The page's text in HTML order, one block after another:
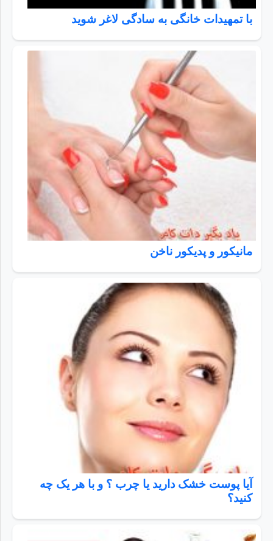
با تمهیدات خانگی به سادگی لاغر شوید
مانیکور و پدیکور ناخن
آیا پوست خشک دارید یا چرب ؟ و با هر یک چه
کنید؟